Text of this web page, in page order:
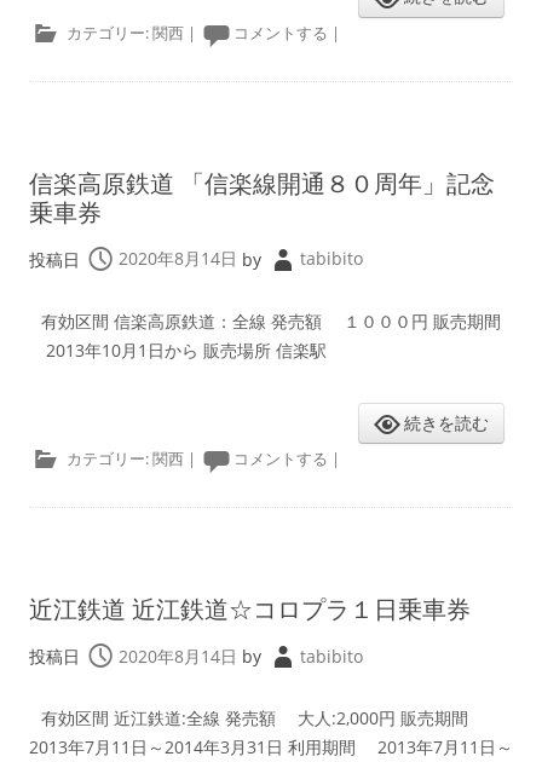
カテゴリー:関西 | コメントする |
信楽高原鉄道 「信楽線開通８０周年」記念
乗車券
投稿日 2020年8月14日 by tabibito
有効区間 信楽高原鉄道：全線 発売額 １０００円 販売期間
2013年10月1日から 販売場所 信楽駅
続きを読む
カテゴリー:関西 | コメントする |
近江鉄道 近江鉄道☆コロプラ１日乗車券
投稿日 2020年8月14日 by tabibito
有効区間 近江鉄道:全線 発売額 大人:2,000円 販売期間
2013年7月11日～2014年3月31日 利用期間 2013年7月11日～